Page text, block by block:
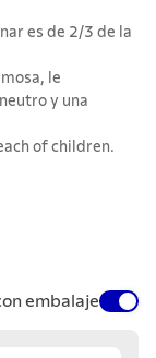
es de 2/3 de la
le
y una
of children.
embalaje